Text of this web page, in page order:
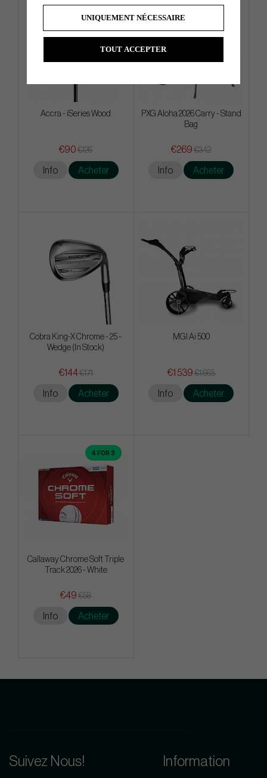
Accra - iSeries Wood
€90 €126
Info Acheter
PXG Aloha 2026 Carry - Stand
Bag
€269 €342
Info Acheter
Cobra King-X Chrome - 25 -
Wedge (In Stock)
€144€171
Info Acheter
MGI Ai 500
€1 539 €1 665
Info Acheter
4 FOR 3
Callaway Chrome Soft Triple
Track 2026 - White
€49 €58
Info Acheter
Suivez Nous! Information
UNIQUEMENT NÉCESSAIRE
TOUT ACCEPTER